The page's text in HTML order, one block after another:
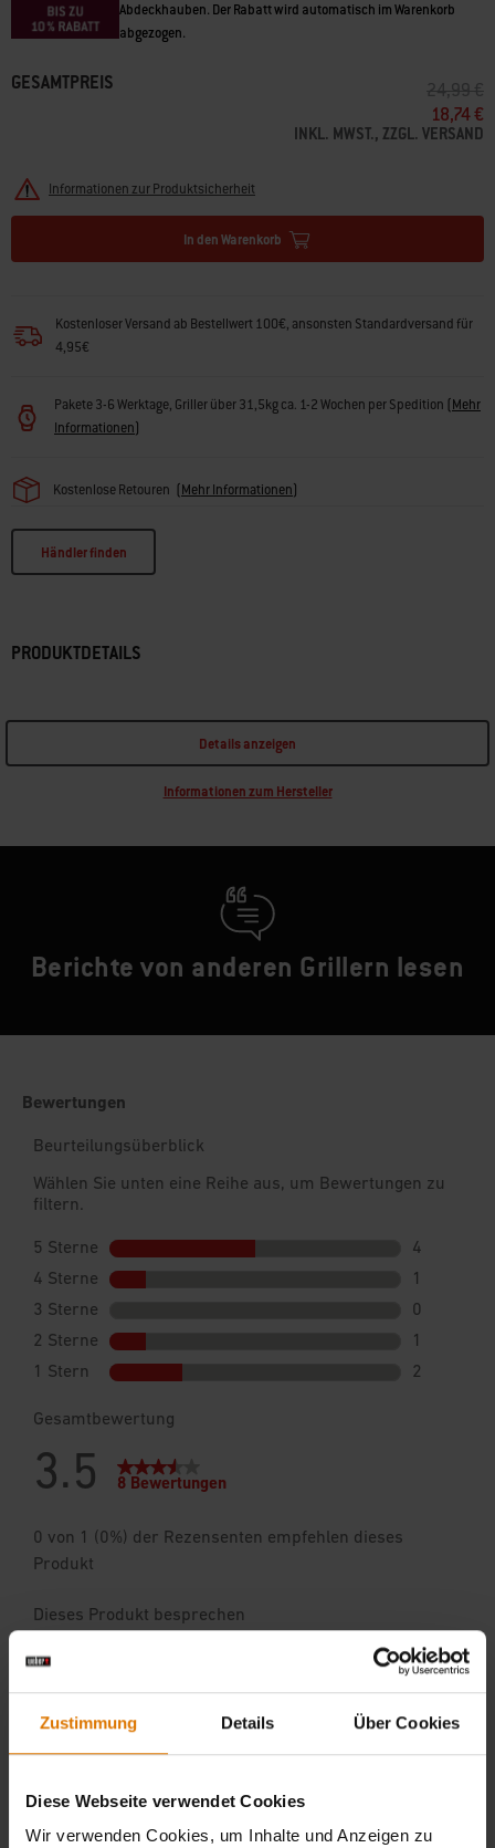
Zustimmung Details Über Cookies
Diese Webseite verwendet Cookies
Wir verwenden Cookies, um Inhalte und Anzeigen zu
Abdeckhauben. Der Rabatt wird automatisch im Warenkorb
abgezogen.
GESAMTPREIS PREIS
24,99 €
18,74 €
INKL. MWST., ZZGL. VERSAND
Informationen zur Produktsicherheit
In den Warenkorb
Kostenloser Versand ab Bestellwert 100€, ansonsten Standardversand für
4,95€
Pakete 3-6 Werktage, Griller über 31,5kg ca. 1-2 Wochen per Spedition (Mehr
Informationen)
Kostenlose Retouren (Mehr Informationen)
Händler finden
PRODUKTDETAILS
Details anzeigen
Informationen zum Hersteller
Berichte von anderen Grillern lesen